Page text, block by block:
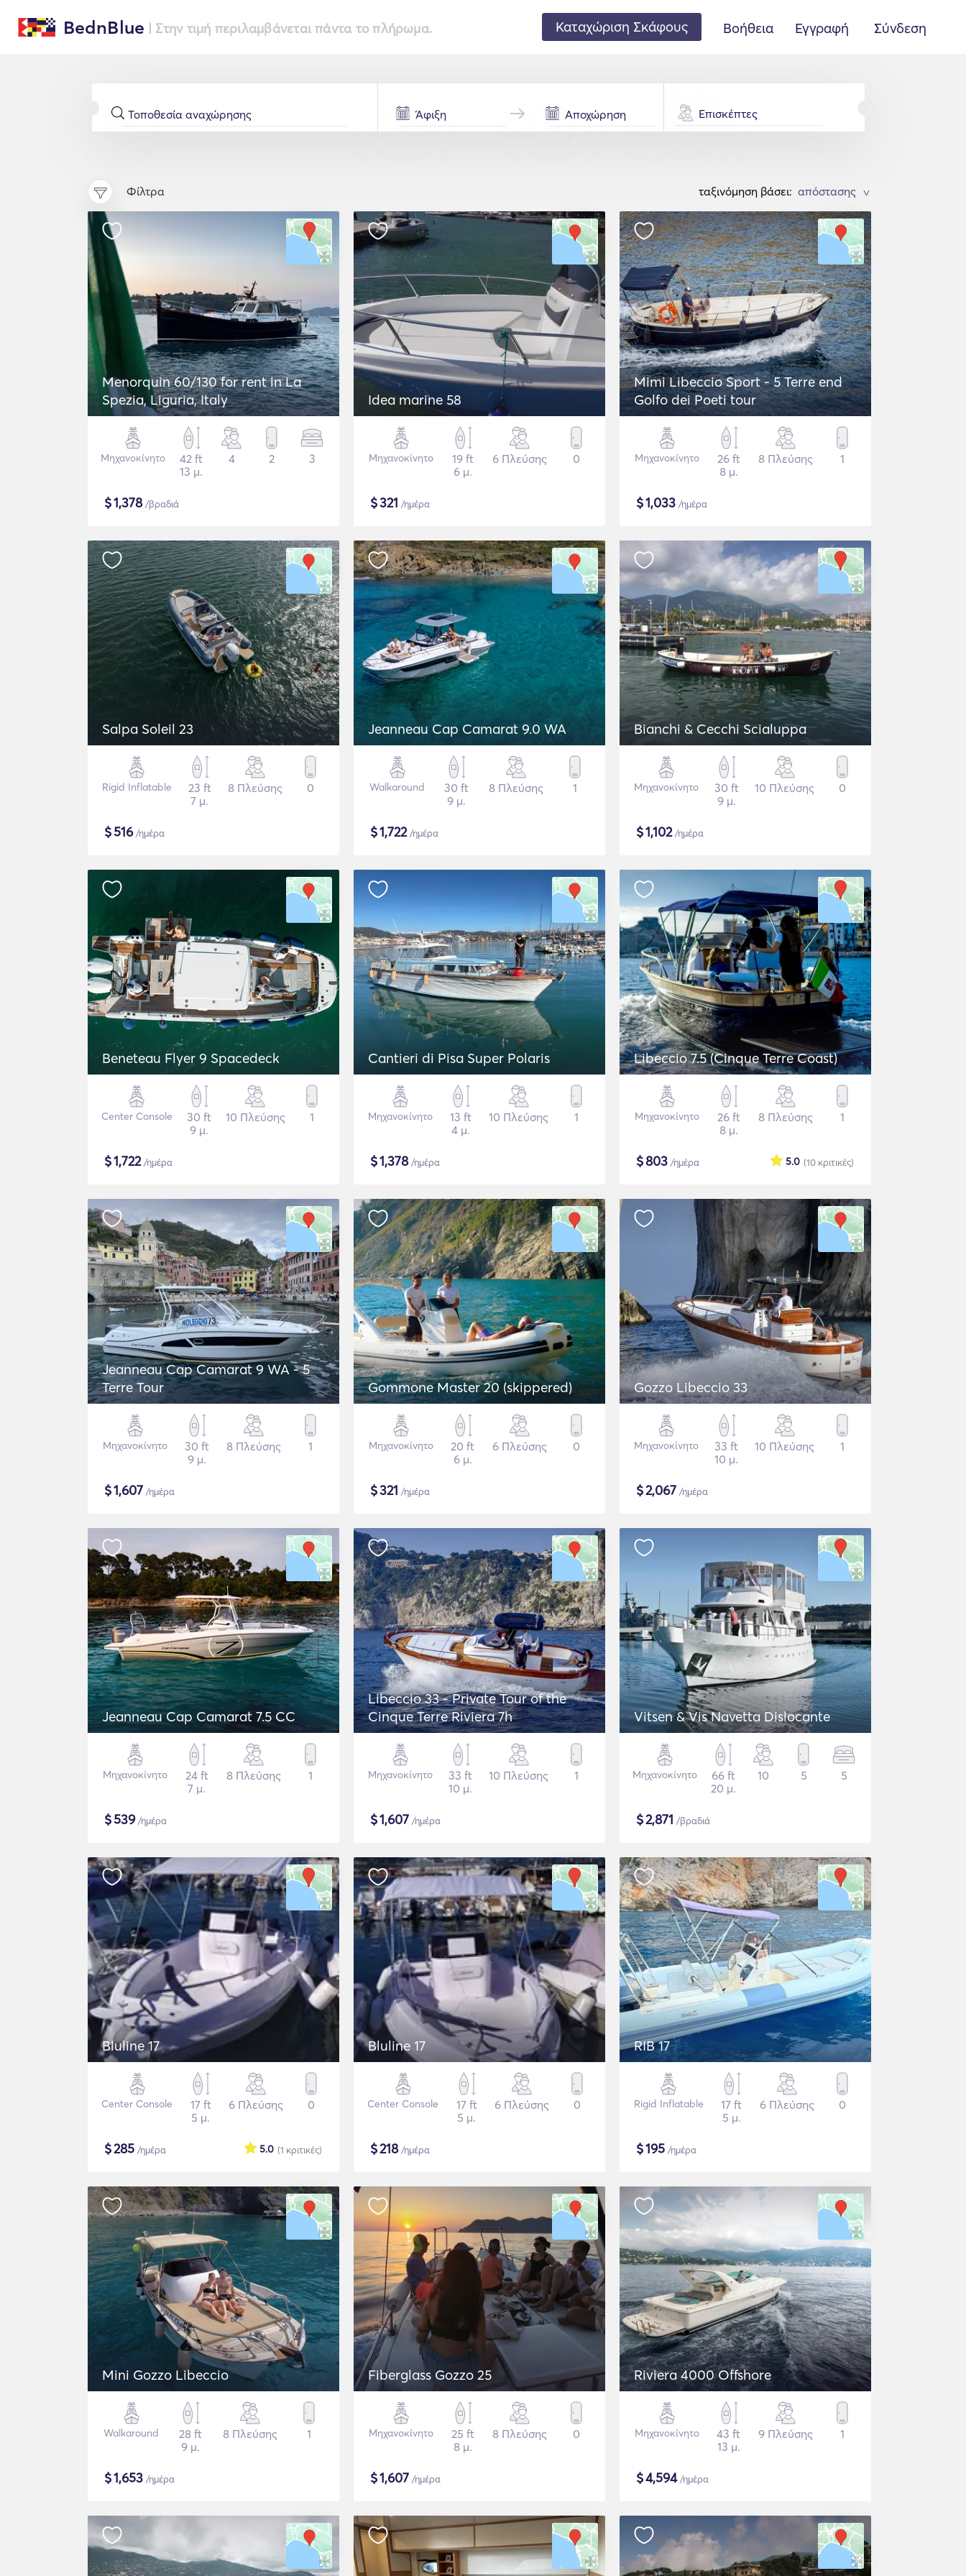
BednBlue | Στην τιμή περιλαμβάνεται πάντα το πλήρωμα. Καταχώριση Σκάφους Βοήθεια Εγγραφή Σύνδεση
Επισκέπτες
Φίλτρα ταξινόμηση βάσει: >
Menorquin 60/130 for rent in La
Spezia, Liguria, Italy
Μηχανοκίνητο
42 ft
13 μ.
4 2 3
$1,378/βραδιά
Idea marine 58
Μηχανοκίνητο
19 ft
6 μ.
6 Πλεύσης 0
$321 /ημέρα
Mimi Libeccio Sport - 5 Terre end
Golfo dei Poeti tour
Μηχανοκίνητο
26 ft
8 μ.
8 Πλεύσης 1
$1,033 /ημέρα
Salpa Soleil 23
Rigid Inflatable
23 ft
7 μ.
8 Πλεύσης 0
$516/ημέρα
Jeanneau Cap Camarat 9.0 WA
Walkaround
30 ft
9 μ.
8 Πλεύσης 1
$1,722/ημέρα
Bianchi & Cecchi Scialuppa
Μηχανοκίνητο
30 ft
9 μ.
10 Πλεύσης 0
$1,102/ημέρα
Beneteau Flyer 9 Spacedeck
Center Console
30 ft
9 μ.
10 Πλεύσης 1
$1,722/ημέρα
Cantieri di Pisa Super Polaris
Μηχανοκίνητο
13 ft
4 μ.
10 Πλεύσης 1
$1,378/ημέρα
Libeccio 7.5 (Cinque Terre Coast)
Μηχανοκίνητο
26 ft
8 μ.
8 Πλεύσης 1
$803 /ημέρα (10 κριτικές)
5.0
Jeanneau Cap Camarat 9 WA - 5
Terre Tour
Μηχανοκίνητο
30 ft
9 μ.
8 Πλεύσης 1
$1,607 /ημέρα
Gommone Master 20 (skippered)
Μηχανοκίνητο
20 ft
6 μ.
6 Πλεύσης 0
$321 /ημέρα
Gozzo Libeccio 33
Μηχανοκίνητο
33 ft
10 μ.
10 Πλεύσης 1
$2,067 /ημέρα
Jeanneau Cap Camarat 7.5 CC
Μηχανοκίνητο
24 ft
7 μ.
8 Πλεύσης 1
$539/ημέρα
Libeccio 33 - Private Tour of the
Cinque Terre Riviera 7h
Μηχανοκίνητο
33 ft
10 μ.
10 Πλεύσης 1
$1,607 /ημέρα
Vitsen & Vis Navetta Dislocante
Μηχανοκίνητο
66 ft
20 μ.
10 5 5
$2,871 /βραδιά
Bluline 17
Center Console
17 ft
5 μ.
6 Πλεύσης 0
$285 /ημέρα (1 κριτικές)
5.0
Bluline 17
Center Console
17 ft
5 μ.
6 Πλεύσης 0
$218/ημέρα
RIB 17
Rigid Inflatable
17 ft
5 μ.
6 Πλεύσης 0
$195 /ημέρα
Mini Gozzo Libeccio
Walkaround
28 ft
9 μ.
8 Πλεύσης 1
$1,653 /ημέρα
Fiberglass Gozzo 25
Μηχανοκίνητο
25 ft
8 μ.
8 Πλεύσης 0
$1,607 /ημέρα
Riviera 4000 Offshore
Μηχανοκίνητο
43 ft
13 μ.
9 Πλεύσης 1
$4,594/ημέρα